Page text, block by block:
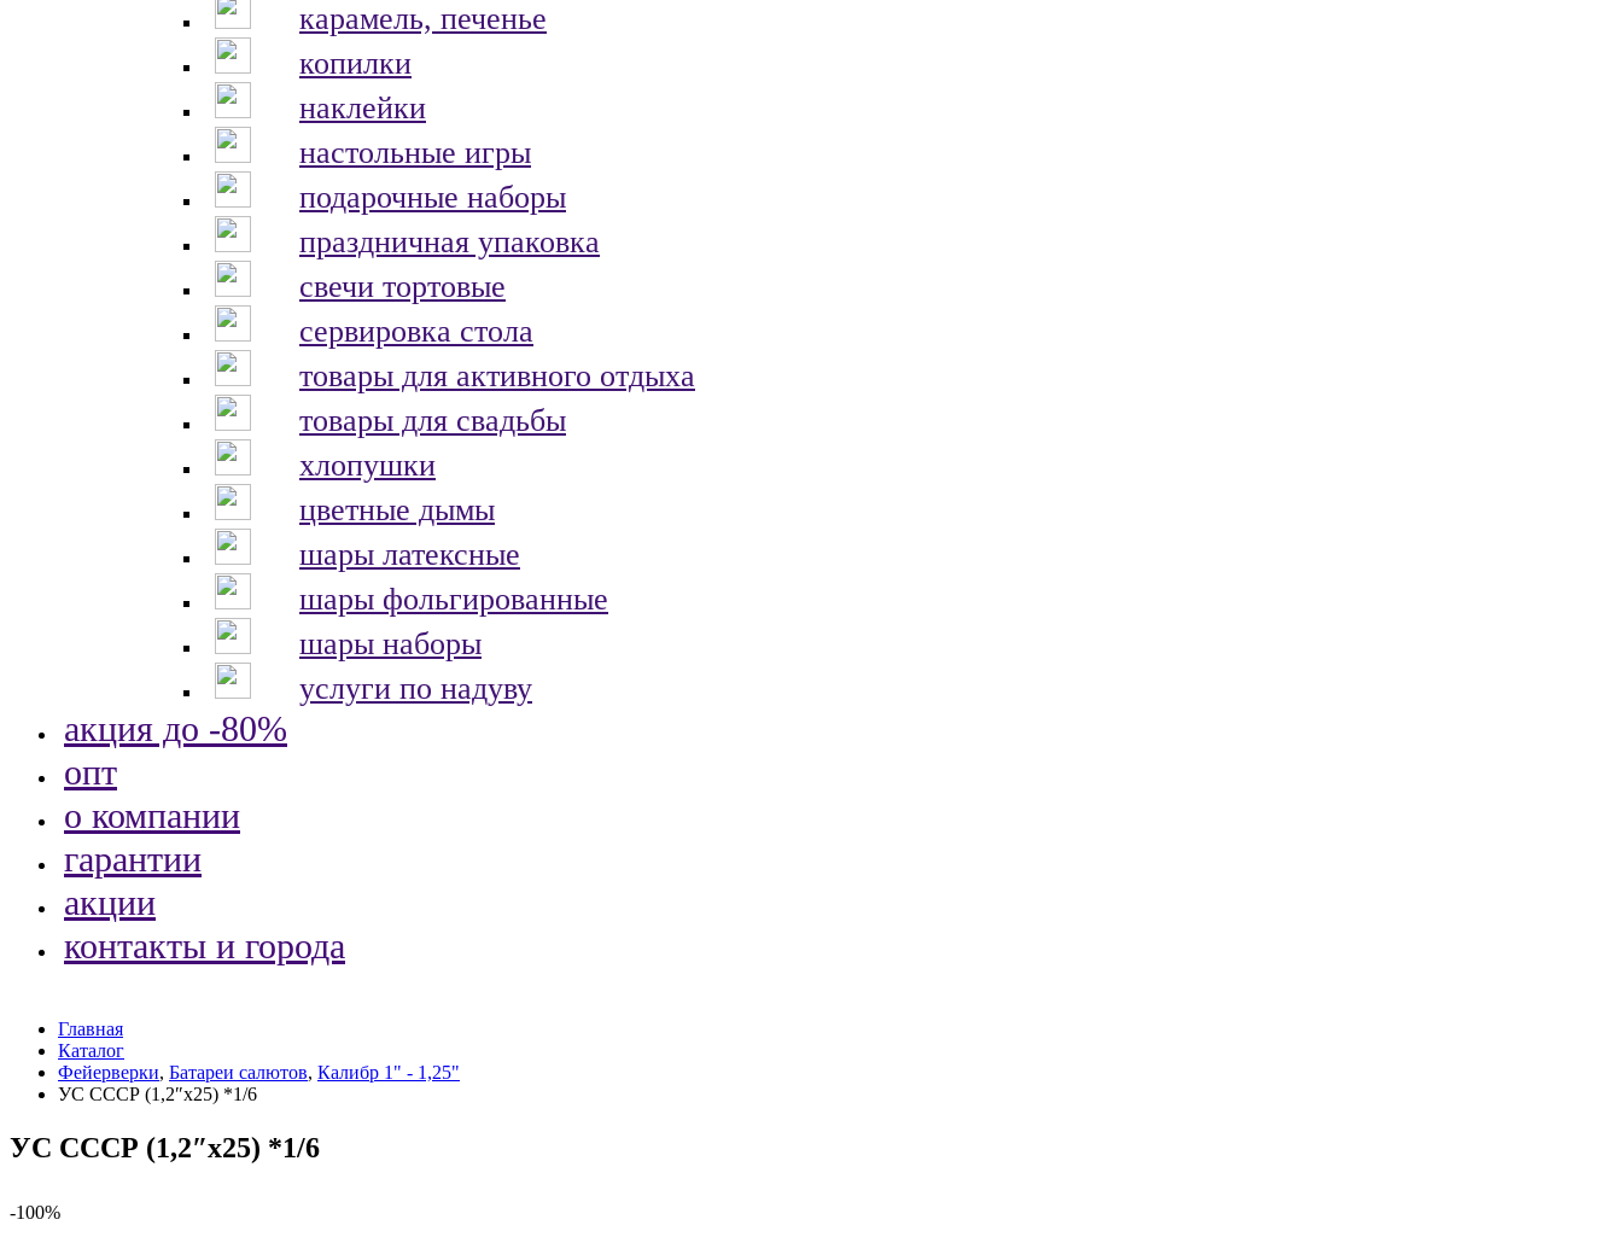
карамель, печенье
копилки
наклейки
настольные игры
подарочные наборы
праздничная упаковка
свечи тортовые
сервировка стола
товары для активного отдыха
товары для свадьбы
хлопушки
цветные дымы
шары латексные
шары фольгированные
шары наборы
услуги по надуву
акция до -80%
опт
о компании
гарантии
акции
контакты и города
Главная
Каталог
Фейерверки, Батареи салютов, Калибр 1" - 1,25"
УС СССР (1,2″х25) *1/6
УС СССР (1,2″х25) *1/6
-100%